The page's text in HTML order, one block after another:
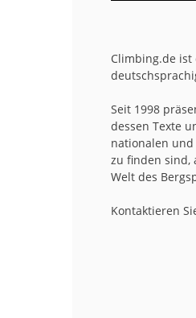
Climbing.de
Seit 1998
dessen Texte
nationalen
zu finden sind,
Welt des
Kontaktieren